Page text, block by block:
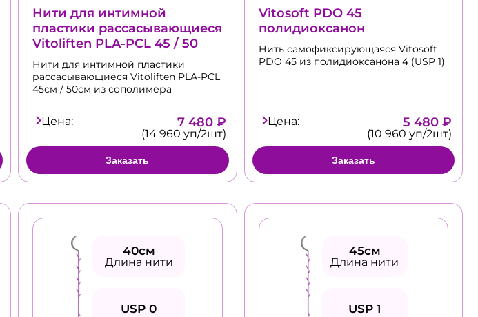
Нити для интимной
пластики рассасывающиеся
Vitoliften PLA-PCL 45 / 50
Нити для интимной пластики
рассасывающиеся Vitoliften PLA-PCL
45см / 50см из сополимера
Цена: 7 480 ₽
(14 960 уп/2шт)
Заказать
Vitosoft PDO 45
полидиоксанон
Нить cамофиксирующаяся Vitosoft
PDO 45 из полидиоксанона 4 (USP 1)
Цена: 5 480 ₽
(10 960 уп/2шт)
Заказать
40см
Длина нити
USP 0
45см
Длина нити
USP 1